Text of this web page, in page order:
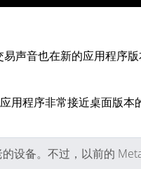
声音也在新的应用程序
应用程序非常接近桌面版
设备。不过，以前的